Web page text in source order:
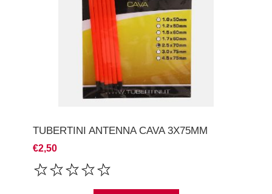
TUBERTINI ANTENNA CAVA 3X75MM
€2,50